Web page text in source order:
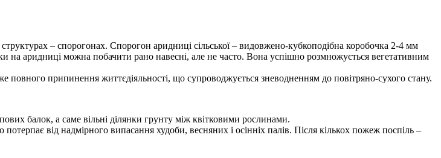
– спорогонах. Спорогон аридниці сільської – видовжено-кубкоподібна коробочка 2-4 мм
на аридниці можна побачити рано навесні, але не часто. Вона успішно розмножується вегетативним
припинення життєдіяльності, що супроводжується зневодненням до повітряно-сухого стану.
балок, а саме вільні ділянки грунту між квітковими рослинами.
від надмірного випасання худоби, весняних і осінніх палів. Після кількох пожеж поспіль –